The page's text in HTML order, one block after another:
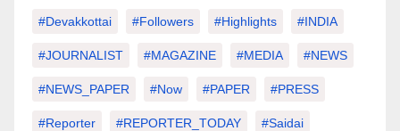
#devakkottai #followers #highlights #INDIA
#JOURNALIST #MAGAZINE #MEDIA #NEWS
#NEWS_PAPER #Now #PAPER #PRESS
#Reporter #REPORTER_TODAY #saidai